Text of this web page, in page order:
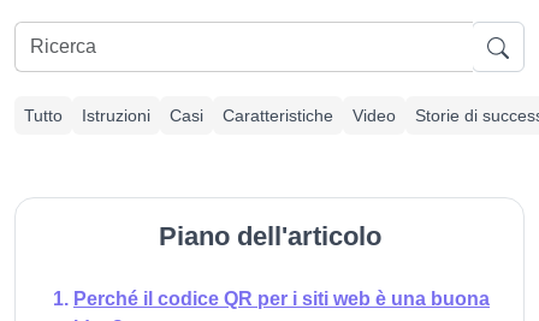
Tutto Istruzioni Casi Caratteristiche Video Storie di
Piano dell'articolo
Perché il codice QR per i siti web è una buona